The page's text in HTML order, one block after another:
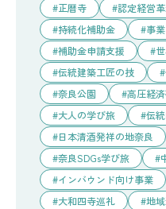
正暦寺
認定経営
持続化補助金
事
補助金申請支援
伝統建築工匠の技
奈良公園
高圧経
大人の学び旅
伝
日本清酒発祥の地奈良
奈良SDGs学び旅
インバウンド向け事業
大和四寺巡礼
地